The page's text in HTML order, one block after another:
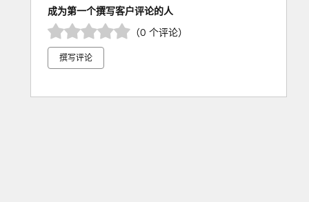
成为第一个撰写客户评论的人
（0 个评论）
撰写评论